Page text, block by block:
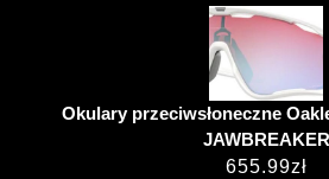
Okulary przeciwsłoneczne
JAWBREAKER
655.99zł